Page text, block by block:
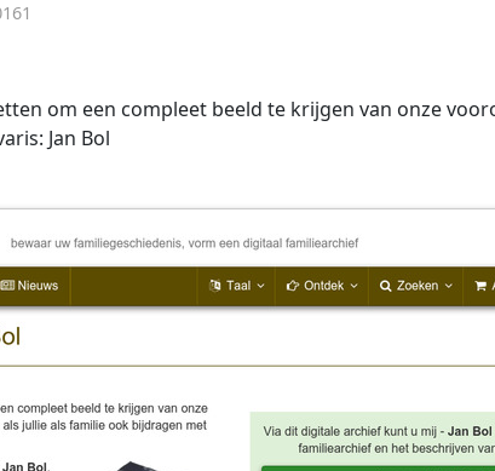
om een compleet beeld te krijgen van onze
Jan Bol